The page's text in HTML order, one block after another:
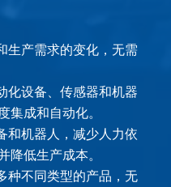
生产需求的变化，无需
化设备、传感器和机器
集成和自动化。
和机器人，减少人力依
降低生产成本。
种不同类型的产品，无